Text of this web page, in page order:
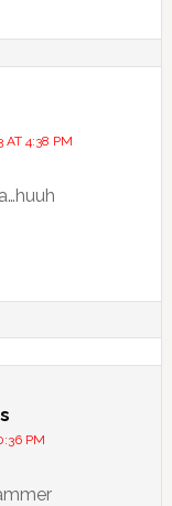
AT 4:38 PM
PM